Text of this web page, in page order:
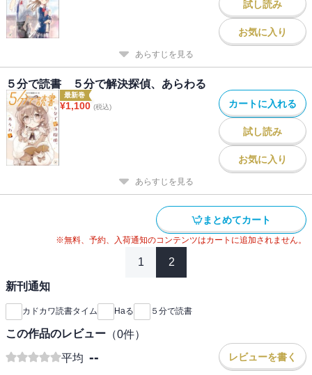
試し読み
お気に入り
あらすじを見る
５分で読書 ５分で解決探偵、あらわる
最新巻
¥1,100 (税込) カートに入れる
試し読み
お気に入り
あらすじを見る
まとめてカート
※無料、予約、入荷通知のコンテンツはカートに追加されません。
1 2
新刊通知
カドカワ読書タイム Haる ５分で読書
この作品のレビュー （0件）
平均 -- レビューを書く